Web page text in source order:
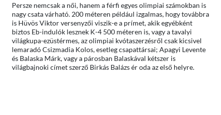
Persze nemcsak a női, hanem a férfi egyes olimpiai számokban is
nagy csata várható. 200 méteren például izgalmas, hogy továbbra
is Hüvös Viktor versenyzői viszik-e a prímet, akik egyébként
biztos Eb-indulók lesznek K-4 500 méteren is, vagy a tavalyi
világkupa-ezüstérmes, az olimpiai kvótaszerzésről csak kicsivel
lemaradó Csizmadia Kolos, esetleg csapattársai; Apagyi Levente
és Balaska Márk, vagy a párosban Balaskával kétszer is
világbajnoki címet szerző Birkás Balázs ér oda az első helyre.